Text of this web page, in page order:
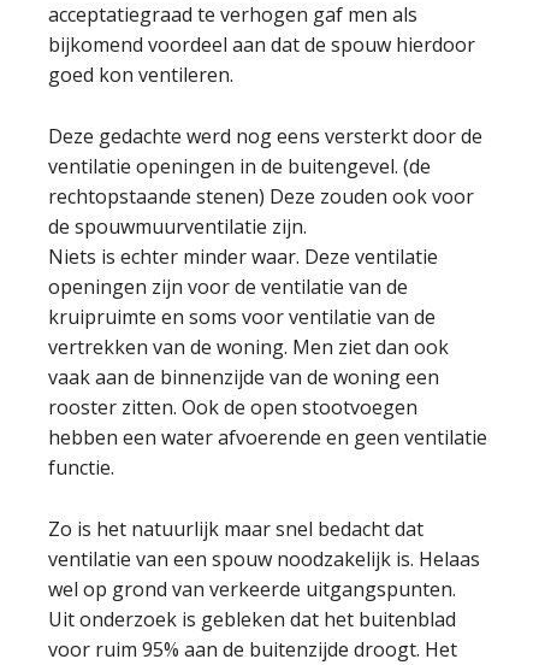
acceptatiegraad te verhogen gaf men als
bijkomend voordeel aan dat de spouw hierdoor
goed kon ventileren.
Deze gedachte werd nog eens versterkt door de
ventilatie openingen in de buitengevel. (de
rechtopstaande stenen) Deze zouden ook voor
de spouwmuurventilatie zijn.
Niets is echter minder waar. Deze ventilatie
openingen zijn voor de ventilatie van de
kruipruimte en soms voor ventilatie van de
vertrekken van de woning. Men ziet dan ook
vaak aan de binnenzijde van de woning een
rooster zitten. Ook de open stootvoegen
hebben een water afvoerende en geen ventilatie
functie.
Zo is het natuurlijk maar snel bedacht dat
ventilatie van een spouw noodzakelijk is. Helaas
wel op grond van verkeerde uitgangspunten.
Uit onderzoek is gebleken dat het buitenblad
voor ruim 95% aan de buitenzijde droogt. Het